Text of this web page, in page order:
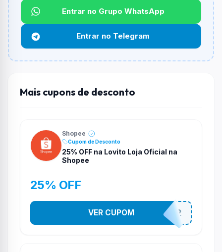
Funciona em qualquer produto?
Não necessariamente. Depende de itens participantes
e alguns vendedores ou produtos especificos podem
não aceitar cupons.
Entrar no Grupo WhatsApp
Entrar no Telegram
Mais cupons de desconto
Shopee
Cupom de Desconto
25% OFF na Lovito Loja Oficial na
Shopee
25% OFF
141525852
VER CUPOM